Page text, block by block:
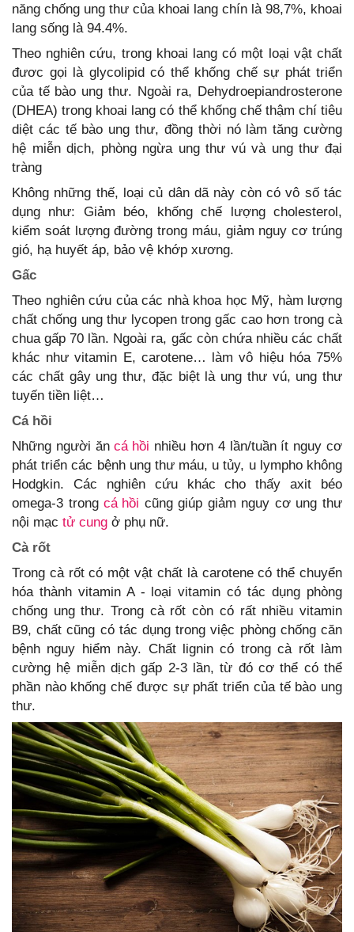
năng chống ung thư của khoai lang chín là 98,7%, khoai
lang sống là 94.4%.
Theo nghiên cứu, trong khoai lang có một loại vật chất
đươc gọi là glycolipid có thể khống chế sự phát triển
của tế bào ung thư. Ngoài ra, Dehydroepiandrosterone
(DHEA) trong khoai lang có thể khống chế thậm chí tiêu
diệt các tế bào ung thư, đồng thời nó làm tăng cường
hệ miễn dịch, phòng ngừa ung thư vú và ung thư đại
tràng
Không những thế, loại củ dân dã này còn có vô số tác
dụng như: Giảm béo, khống chế lượng cholesterol,
kiểm soát lượng đường trong máu, giảm nguy cơ trúng
gió, hạ huyết áp, bảo vệ khớp xương.
Gấc
Theo nghiên cứu của các nhà khoa học Mỹ, hàm lượng
chất chống ung thư lycopen trong gấc cao hơn trong cà
chua gấp 70 lần. Ngoài ra, gấc còn chứa nhiều các chất
khác như vitamin E, carotene… làm vô hiệu hóa 75%
các chất gây ung thư, đặc biệt là ung thư vú, ung thư
tuyến tiền liệt…
Cá hồi
Những người ăncá hồi nhiều hơn 4 lần/tuần ít nguy cơ
phát triển các bệnh ung thư máu, u tủy, u lympho không
Hodgkin. Các nghiên cứu khác cho thấy axit béo
omega-3 trongcá hồi cũng giúp giảm nguy cơ ung thư
nội mạc tử cung ở phụ nữ.
Cà rốt
Trong cà rốt có một vật chất là carotene có thể chuyển
hóa thành vitamin A - loại vitamin có tác dụng phòng
chống ung thư. Trong cà rốt còn có rất nhiều vitamin
B9, chất cũng có tác dụng trong việc phòng chống căn
bệnh nguy hiểm này. Chất lignin có trong cà rốt làm
cường hệ miễn dịch gấp 2-3 lần, từ đó cơ thể có thể
phần nào khống chế được sự phất triển của tế bào ung
thư.